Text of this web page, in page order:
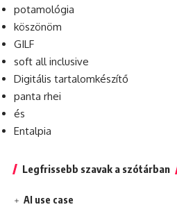
potamológia
köszönöm
GILF
soft all inclusive
Digitális tartalomkészítő
panta rhei
és
Entalpia
Legfrissebb szavak a szótárban
AI use case